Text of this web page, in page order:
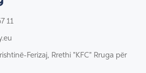
11
Ferizaj, Rrethi "KFC" Rruga për